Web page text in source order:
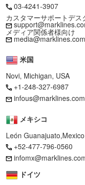
03-4241-3907
カスタマーサポートデス
メディア関係者様向け
media@marklines.com
米国
Novi, Michigan, USA
+1-248-327-6987
infous@marklines.com
メキシコ
León Guanajuato,Mexico
+52-477-796-0560
ドイツ